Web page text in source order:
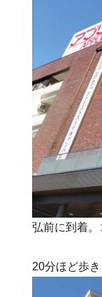
弘前に到着。
20分ほど歩